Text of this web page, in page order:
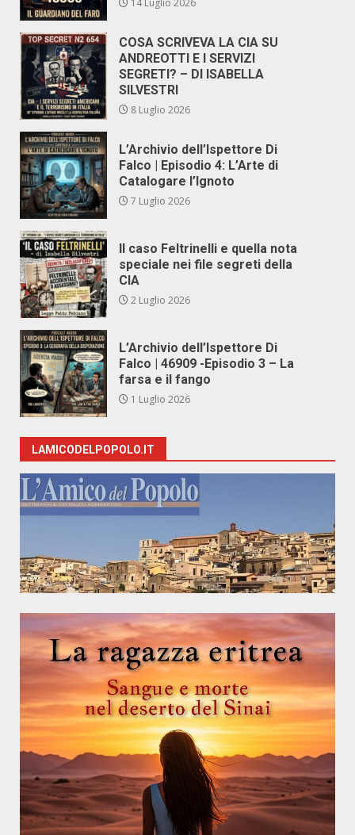
14 Luglio 2026
COSA SCRIVEVA LA CIA SU
ANDREOTTI E I SERVIZI
SEGRETI? – DI ISABELLA
SILVESTRI
8 Luglio 2026
L’Archivio dell’Ispettore Di
Falco | Episodio 4: L’Arte di
Catalogare l’Ignoto
7 Luglio 2026
Il caso Feltrinelli e quella nota
speciale nei file segreti della
CIA
2 Luglio 2026
L’Archivio dell’Ispettore Di
Falco | 46909 -Episodio 3 – La
farsa e il fango
1 Luglio 2026
LAMICODELPOPOLO.IT